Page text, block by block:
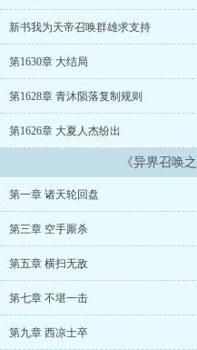
新书我为天帝召唤群雄求支持
第1630章 大结局
第1628章 青沐陨落复制规则
第1626章 大夏人杰纷出
《异界召唤
第一章 诸天轮回盘
第三章 空手厮杀
第五章 横扫无敌
第七章 不堪一击
第九章 西凉士卒